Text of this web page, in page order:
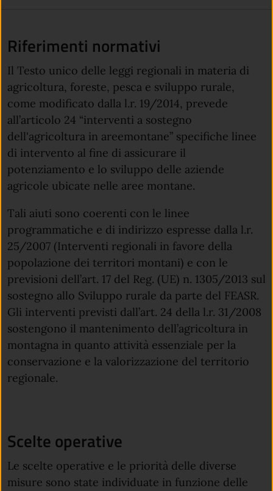
Riferimenti normativi
Il Testo unico delle leggi regionali in materia di
agricoltura, foreste, pesca e sviluppo rurale,
come modificato dalla l.r. 19/2014, prevede
all’articolo 24 “interventi a sostegno
dell'agricoltura in areemontane” specifiche linee
di intervento al fine di assicurare il
potenziamento e lo sviluppo delle aziende
agricole ubicate nelle aree montane.
Tali aiuti sono coerenti con le linee
programmatiche e di indirizzo espresse dalla l.r.
25/2007 (Interventi regionali in favore della
popolazione dei territori montani) e con le
previsioni dell’art. 17 del Reg. (UE) n. 1305/2013 sul
sostegno allo Sviluppo rurale da parte del FEASR.
Gli interventi previsti dall’art. 24 della l.r. 31/2008
sostengono il mantenimento dell’agricoltura in
montagna in quanto attività essenziale per la
conservazione e la valorizzazione del territorio
regionale.
Scelte operative
Le scelte operative e le priorità delle diverse
misure sono state individuate in funzione delle